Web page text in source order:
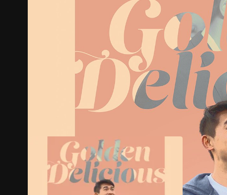
剧照 推荐影片 剧情介绍